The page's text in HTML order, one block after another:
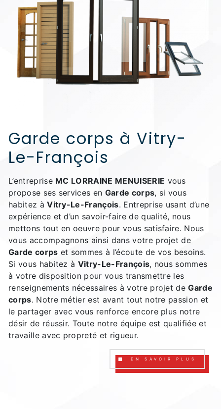
Garde corps à Vitry-
Le-François
L’entreprise MC LORRAINE MENUISERIE vous
propose ses services en Garde corps, si vous
habitez àVitry-Le-François. Entreprise usant d’une
expérience et d’un savoir-faire de qualité, nous
mettons tout en oeuvre pour vous satisfaire. Nous
vous accompagnons ainsi dans votre projet de
Garde corps et sommes à l’écoute de vos besoins.
Si vous habitez à Vitry-Le-François, nous sommes
à votre disposition pour vous transmettre les
renseignements nécessaires à votre projet deGarde
corps. Notre métier est avant tout notre passion et
le partager avec vous renforce encore plus notre
désir de réussir. Toute notre équipe est qualifiée et
travaille avec propreté et rigueur.
EN SAVOIR PLUS